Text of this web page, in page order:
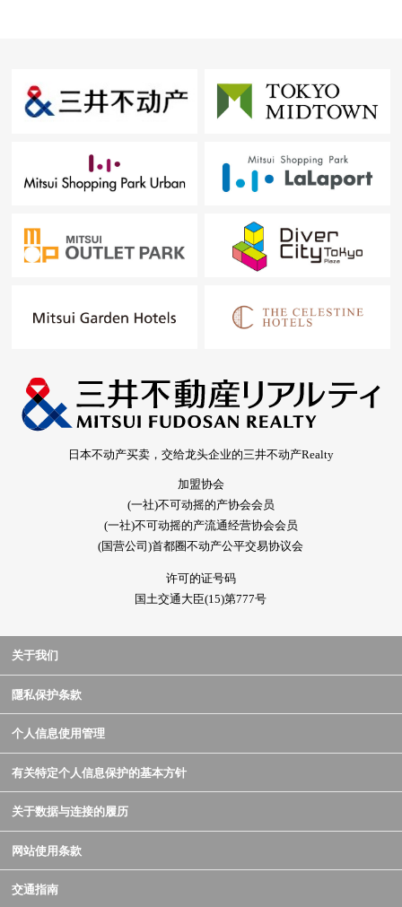
日本不动产买卖，交给龙头企业的三井不动产Realty
加盟协会
(一社)不可动摇的产协会会员
(一社)不可动摇的产流通经营协会会员
(国营公司)首都圈不动产公平交易协议会
许可的证号码
国土交通大臣(15)第777号
关于我们
隱私保护条款
个人信息使用管理
有关特定个人信息保护的基本方针
关于数据与连接的履历
网站使用条款
交通指南